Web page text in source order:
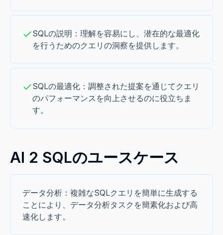
SQLの説明：理解を容易にし、潜在的な最適化
を行うためのクエリの洞察を提供します。
SQLの最適化：調整された提案を通じてクエリ
のパフォーマンスを向上させるのに役立ちま
す。
AI 2 SQLのユースケース
データ分析：複雑なSQLクエリを簡単に生成する
ことにより、データ分析タスクを簡素化および高
速化します。